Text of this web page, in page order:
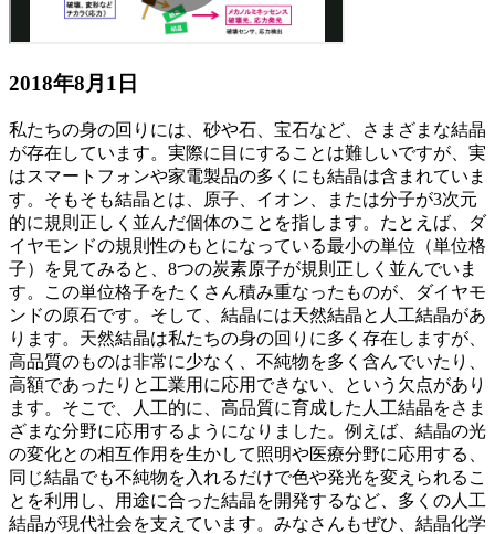
2018年8月1日
私たちの身の回りには、砂や石、宝石など、さまざまな結晶
が存在しています。実際に目にすることは難しいですが、実
はスマートフォンや家電製品の多くにも結晶は含まれていま
す。そもそも結晶とは、原子、イオン、または分子が3次元
的に規則正しく並んだ個体のことを指します。たとえば、ダ
イヤモンドの規則性のもとになっている最小の単位（単位格
子）を見てみると、8つの炭素原子が規則正しく並んでいま
す。この単位格子をたくさん積み重なったものが、ダイヤモ
ンドの原石です。そして、結晶には天然結晶と人工結晶があ
ります。天然結晶は私たちの身の回りに多く存在しますが、
高品質のものは非常に少なく、不純物を多く含んでいたり、
高額であったりと工業用に応用できない、という欠点があり
ます。そこで、人工的に、高品質に育成した人工結晶をさま
ざまな分野に応用するようになりました。例えば、結晶の光
の変化との相互作用を生かして照明や医療分野に応用する、
同じ結晶でも不純物を入れるだけで色や発光を変えられるこ
とを利用し、用途に合った結晶を開発するなど、多くの人工
結晶が現代社会を支えています。みなさんもぜひ、結晶化学